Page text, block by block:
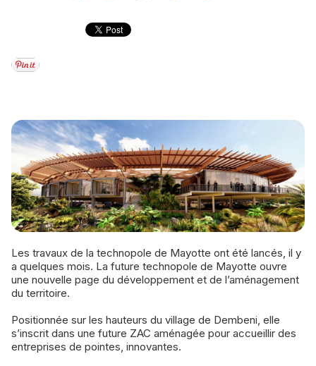
Les travaux de la technopole de Mayotte ont été lancés, il y
a quelques mois. La future technopole de Mayotte ouvre
une nouvelle page du développement et de l’aménagement
du territoire.
Positionnée sur les hauteurs du village de Dembeni, elle
s’inscrit dans une future ZAC aménagée pour accueillir des
entreprises de pointes, innovantes.